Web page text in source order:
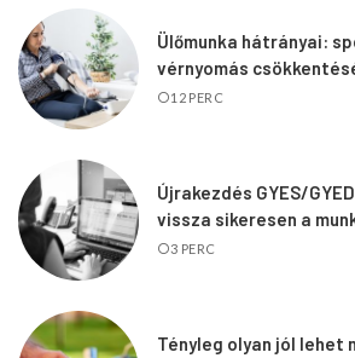
Ülőmunka hátrányai:
vérnyomás
12 PERC
Újrakezdés GYES/
vissza sikeresen a
3 PERC
Tényleg olyan jól lehet